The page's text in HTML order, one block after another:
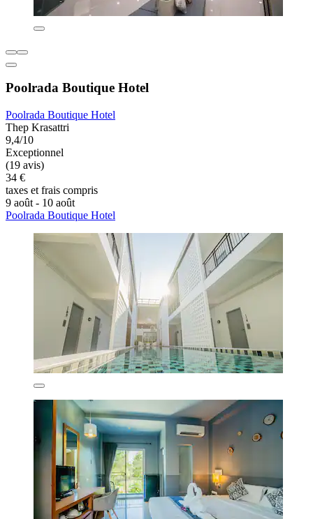
Poolrada Boutique Hotel
Poolrada Boutique Hotel
Thep Krasattri
9,4/10
Exceptionnel
(19 avis)
34 €
taxes et frais compris
9 août - 10 août
Poolrada Boutique Hotel